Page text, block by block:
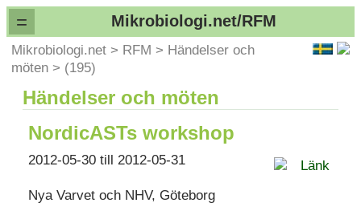
= Mikrobiologi.net/RFM
Mikrobiologi.net > RFM > Händelser och
möten > (195)
Händelser och möten
NordicASTs workshop
Länk
2012-05-30 till 2012-05-31
Nya Varvet och NHV, Göteborg